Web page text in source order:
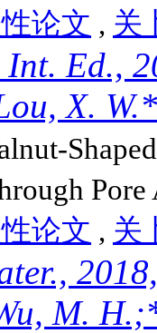
论文 , 关
Int. Ed.,
X. W.*
论文 , 关
M.